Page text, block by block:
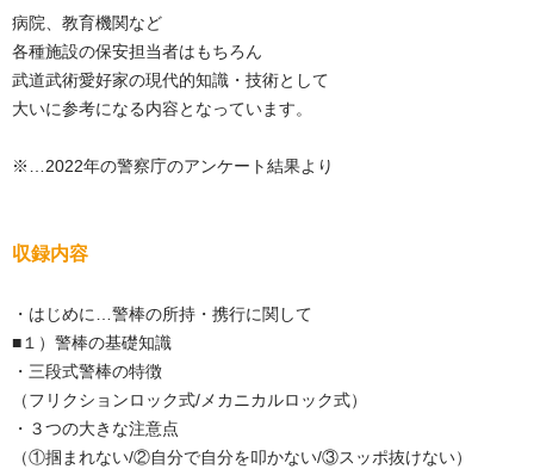
病院、教育機関など
各種施設の保安担当者はもちろん
武道武術愛好家の現代的知識・技術として
大いに参考になる内容となっています。
※…2022年の警察庁のアンケート結果より
収録内容
・はじめに…警棒の所持・携行に関して
■１）警棒の基礎知識
・三段式警棒の特徴
（フリクションロック式/メカニカルロック式）
・３つの大きな注意点
（①掴まれない/②自分で自分を叩かない/③スッポ抜けない）